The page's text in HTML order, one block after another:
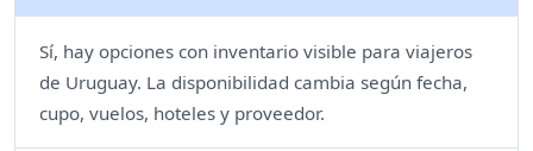
Sí, hay opciones con inventario visible para viajeros
de Uruguay. La disponibilidad cambia según fecha,
cupo, vuelos, hoteles y proveedor.